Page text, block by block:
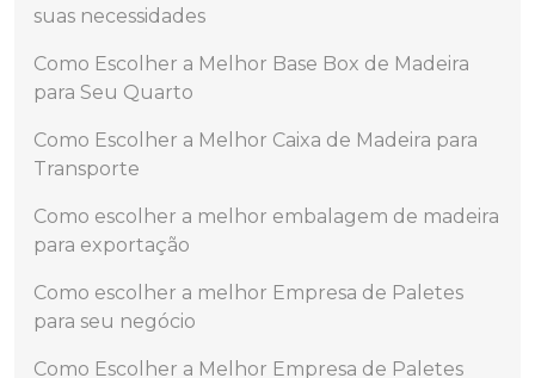
suas necessidades
Como Escolher a Melhor Base Box de Madeira
para Seu Quarto
Como Escolher a Melhor Caixa de Madeira para
Transporte
Como escolher a melhor embalagem de madeira
para exportação
Como escolher a melhor Empresa de Paletes
para seu negócio
Como Escolher a Melhor Empresa de Paletes